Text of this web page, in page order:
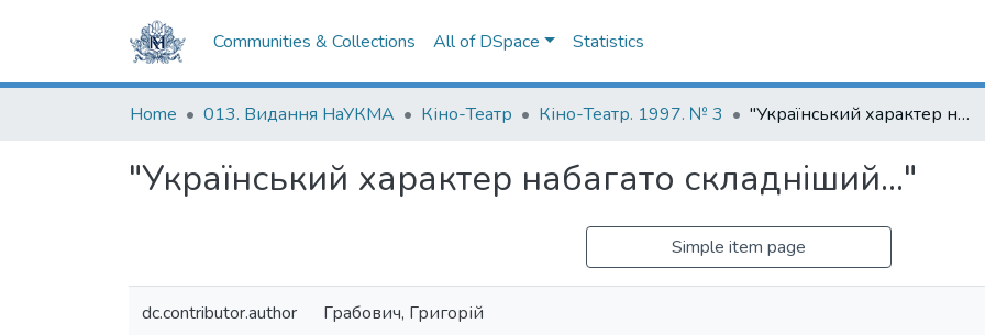
Communities & Collections All of DSpace Statistics
Home 013. Видання НаУКМА Кіно-Театр Кіно-Театр. 1997. № 3 "Український характер набагато складніший..."
"Український характер набагато складніший..."
Simple item page
dc.contributor.author Грабович, Григорій